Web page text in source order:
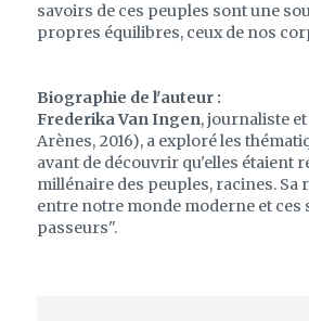
savoirs de ces peuples sont une
propres équilibres, ceux de nos
Biographie de l'auteur :
Frederika Van Ingen, journaliste
Arènes, 2016), a exploré les
avant de découvrir qu'elles étaient
millénaire des peuples, racines.
entre notre monde moderne et ces
passeurs".